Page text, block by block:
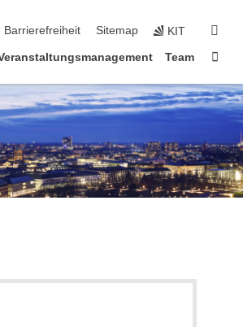
Barrierefreiheit Sitemap KIT
Team